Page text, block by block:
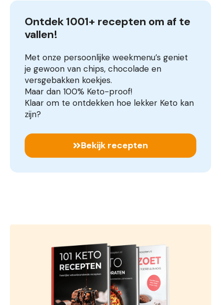
Ontdek 1001+ recepten om af te
vallen!
Met onze persoonlijke weekmenu’s geniet
je gewoon van chips, chocolade en
versgebakken koekjes.
Maar dan 100% Keto-proof!
Klaar om te ontdekken hoe lekker Keto kan
zijn?
Bekijk recepten